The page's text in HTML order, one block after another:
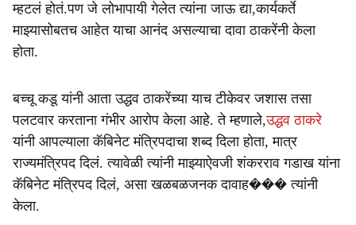
म्हटलं होतं.पण जे लोभापायी गेलेत त्यांना जाऊ द्या,कार्यकर्ते
माझ्यासोबतच आहेत याचा आनंद असल्याचा दावा ठाकरेंनी केला
होता.
बच्चू कडू यांनी आता उद्धव ठाकरेंच्या याच टीकेवर जशास तसा
पलटवार करताना गंभीर आरोप केला आहे. ते म्हणाले,उद्धव ठाकरे
यांनी आपल्याला कॅबिनेट मंत्रिपदाचा शब्द दिला होता, मात्र
राज्यमंत्रिपद दिलं. त्यावेळी त्यांनी माझ्याऐवजी शंकरराव गडाख यांना
कॅबिनेट मंत्रिपद दिलं, असा खळबळजनक दावाह��� त्यांनी
केला.